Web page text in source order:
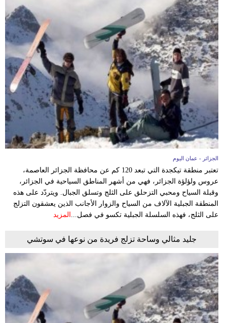
أبراج
فيديو
سيارات
الجزائر - عمان اليوم
تعتبر منطقة تيكجدة التي تبعد 120 كم عن محافظة الجزائر العاصمة،
عروس ولؤلؤة الجزائر، فهي من أشهر المناطق السياحية في الجزائر،
وقبلة السياح ومحبي التزحلق على الثلج وتسلق الجبال. ويتردّد على هذه
المنطقة الجبلية الآلاف من السياح والزوار الأجانب الذين يعشقون التزلج
على الثلج، فهذه السلسلة الجبلية تكسو في فصل... المزيد
جليد مثالي وساحة تزلج فريدة من نوعها في سوتشي